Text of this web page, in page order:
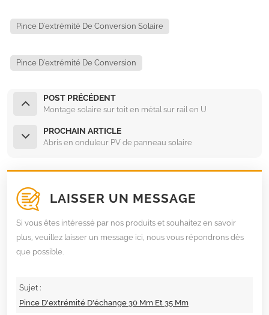
Pince D'extrémité De Conversion Solaire
Pince D'extrémité De Conversion
POST PRÉCÉDENT
Montage solaire sur toit en métal sur rail en U
PROCHAIN ARTICLE
Abris en onduleur PV de panneau solaire
LAISSER UN MESSAGE
Si vous êtes intéressé par nos produits et souhaitez en savoir
plus, veuillez laisser un message ici, nous vous répondrons dès
que possible.
Sujet :
Pince D'extrémité D'échange 30 Mm Et 35 Mm